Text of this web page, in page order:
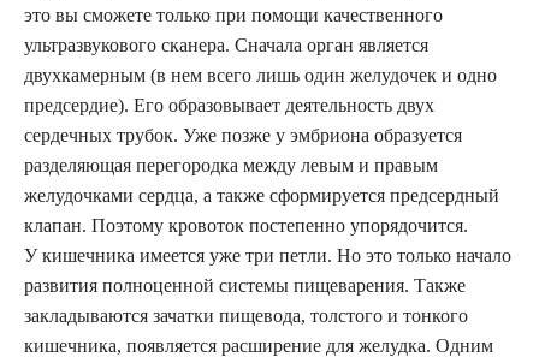
это вы сможете только при помощи качественного
ультразвукового сканера. Сначала орган является
двухкамерным (в нем всего лишь один желудочек и одно
предсердие). Его образовывает деятельность двух
сердечных трубок. Уже позже у эмбриона образуется
разделяющая перегородка между левым и правым
желудочками сердца, а также сформируется предсердный
клапан. Поэтому кровоток постепенно упорядочится.
У кишечника имеется уже три петли. Но это только начало
развития полноценной системы пищеварения. Также
закладываются зачатки пищевода, толстого и тонкого
кишечника, появляется расширение для желудка. Одним